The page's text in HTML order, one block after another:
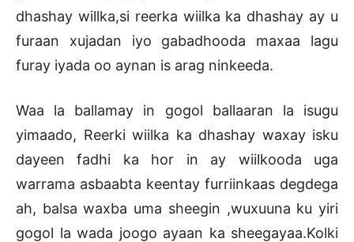
dhashay willka,si reerka wiilka ka dhashay ay u
furaan xujadan iyo gabadhooda maxaa lagu
furay iyada oo aynan is arag ninkeeda.
Waa la ballamay in gogol ballaaran la isugu
yimaado, Reerki wiilka ka dhashay waxay isku
dayeen fadhi ka hor in ay wiilkooda uga
warrama asbaabta keentay furriinkaas degdega
ah, balsa waxba uma sheegin ,wuxuuna ku yiri
gogol la wada joogo ayaan ka sheegayaa.Kolki